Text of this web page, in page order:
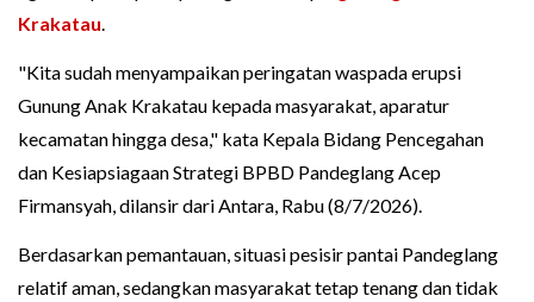
Krakatau.
"Kita sudah menyampaikan peringatan waspada erupsi
Gunung Anak Krakatau kepada masyarakat, aparatur
kecamatan hingga desa," kata Kepala Bidang Pencegahan
dan Kesiapsiagaan Strategi BPBD Pandeglang Acep
Firmansyah, dilansir dari Antara, Rabu (8/7/2026).
Berdasarkan pemantauan, situasi pesisir pantai Pandeglang
relatif aman, sedangkan masyarakat tetap tenang dan tidak